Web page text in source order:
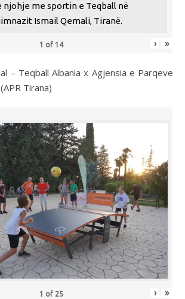
njohje me sportin e Teqball në
Ismail Qemali, Tiranë.
1 of 14 › »
– Teqball Albania x Agjensia e Parqeve
Tirana)
1 of 25 › »